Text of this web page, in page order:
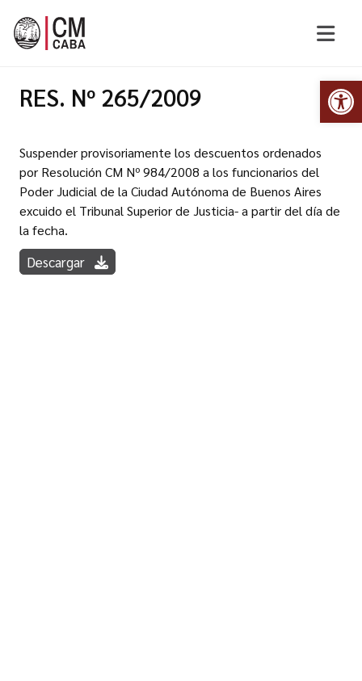
RES. Nº 265/2009
Suspender provisoriamente los descuentos ordenados
por Resolución CM Nº 984/2008 a los funcionarios del
Poder Judicial de la Ciudad Autónoma de Buenos Aires
excuido el Tribunal Superior de Justicia- a partir del día de
la fecha.
Descargar